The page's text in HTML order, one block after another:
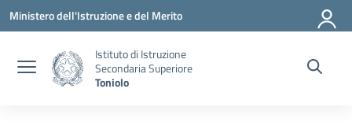
Vai ai contenuti
Vai al menu di navigazione
Vai al footer
Ministero dell'Istruzione e del Merito
Istituto di Istruzione
Secondaria Superiore
Toniolo